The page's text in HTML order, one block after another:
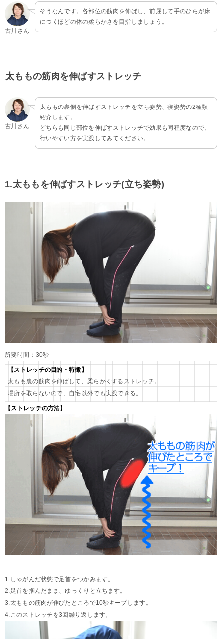
古川さん
そうなんです。各部位の筋肉を伸ばし、前屈して手のひらが床
につくほどの体の柔らかさを目指しましょう。
太ももの筋肉を伸ばすストレッチ
古川さん
太ももの裏側を伸ばすストレッチを立ち姿勢、寝姿勢の2種類
紹介します。
どちらも同じ部位を伸ばすストレッチで効果も同程度なので、
行いやすい方を実践してみてください。
1.太ももを伸ばすストレッチ(立ち姿勢)
所要時間：30秒
【ストレッチの目的・特徴】
太もも裏の筋肉を伸ばして、柔らかくするストレッチ。
場所を取らないので、自宅以外でも実践できる。
【ストレッチの方法】
1.しゃがんだ状態で足首をつかみます。
2.足首を掴んだまま、ゆっくりと立ちます。
3.太ももの筋肉が伸びたところで10秒キープします。
4.このストレッチを3回繰り返します。